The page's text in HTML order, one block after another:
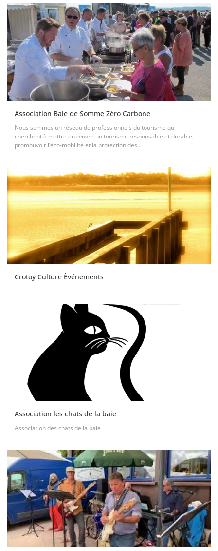
Association Baie de Somme Zéro Carbone
Nous sommes un réseau de professionnels du tourisme qui
cherchent à mettre en œuvre un tourisme responsable et durable,
promouvoir l’éco-mobilité et la protection des...
Crotoy Culture Èvénements
Association les chats de la baie
Association des chats de la baie